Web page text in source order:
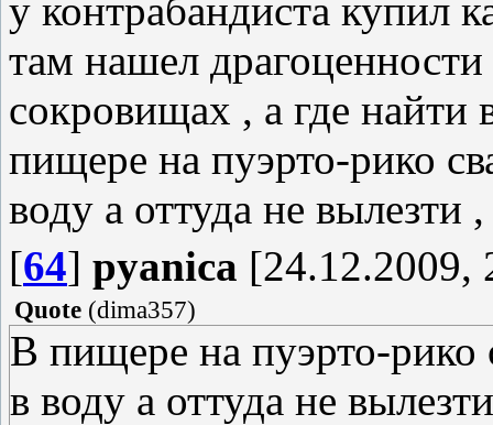
у контрабандиста купил
там нашел
сокровищах , а где
пищере на пуэрто-рико
воду а оттуда не вылезти
[64] pyanica [24.12.2009,
Quote (dima357)
В пищере на пуэрто-рико
в воду а оттуда не